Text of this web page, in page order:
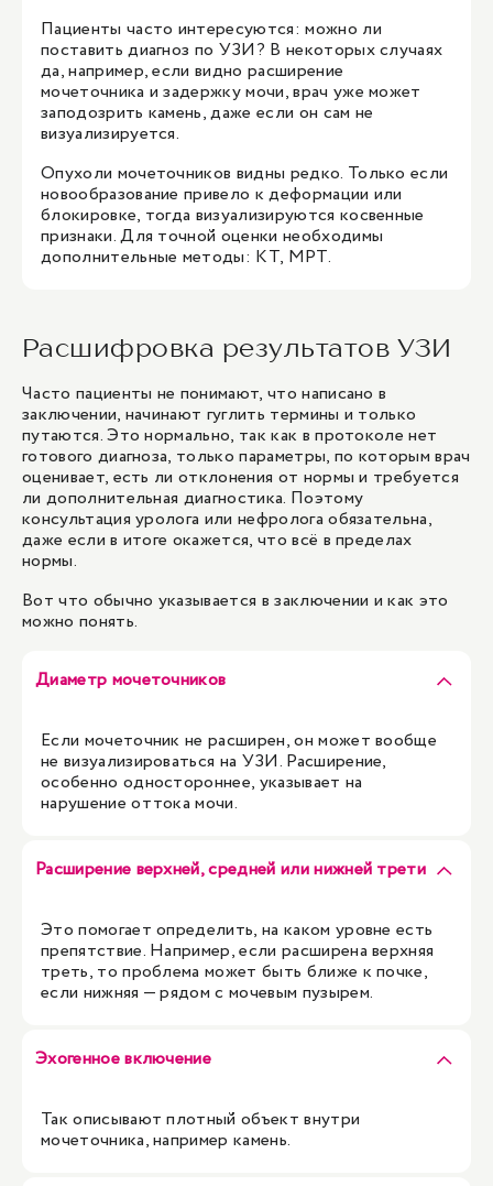
Пациенты часто интересуются: можно ли
поставить диагноз по УЗИ? В некоторых случаях
да, например, если видно расширение
мочеточника и задержку мочи, врач уже может
заподозрить камень, даже если он сам не
визуализируется.
Опухоли мочеточников видны редко. Только если
новообразование привело к деформации или
блокировке, тогда визуализируются косвенные
признаки. Для точной оценки необходимы
дополнительные методы: КТ, МРТ.
Расшифровка результатов УЗИ
Часто пациенты не понимают, что написано в
заключении, начинают гуглить термины и только
путаются. Это нормально, так как в протоколе нет
готового диагноза, только параметры, по которым врач
оценивает, есть ли отклонения от нормы и требуется
ли дополнительная диагностика. Поэтому
консультация уролога или нефролога обязательна,
даже если в итоге окажется, что всё в пределах
нормы.
Вот что обычно указывается в заключении и как это
можно понять.
Диаметр мочеточников
Если мочеточник не расширен, он может вообще
не визуализироваться на УЗИ. Расширение,
особенно одностороннее, указывает на
нарушение оттока мочи.
Расширение верхней, средней или нижней трети
Это помогает определить, на каком уровне есть
препятствие. Например, если расширена верхняя
треть, то проблема может быть ближе к почке,
если нижняя — рядом с мочевым пузырем.
Эхогенное включение
Так описывают плотный объект внутри
мочеточника, например камень.